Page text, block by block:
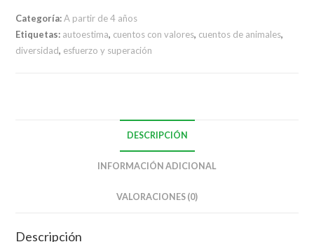
Categoría:A partir de 4 años
Etiquetas: autoestima, cuentos con valores, cuentos de animales,
diversidad, esfuerzo y superación
DESCRIPCIÓN
INFORMACIÓN ADICIONAL
VALORACIONES (0)
Descripción